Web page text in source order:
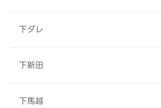
下ダレ
下新田
下馬越